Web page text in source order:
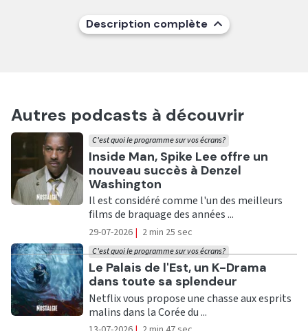
Description complète
Autres podcasts à découvrir
Ecouter
Inside Man, Spike Lee offre un
nouveau succès à Denzel
Washington
C'est quoi le programme sur vos écrans?
Il est considéré comme l'un des meilleurs
films de braquage des années ...
29-07-2026 | 2 min 25 sec
Ecouter
Le Palais de l'Est, un K-Drama
dans toute sa splendeur
C'est quoi le programme sur vos écrans?
Netflix vous propose une chasse aux esprits
malins dans la Corée du ...